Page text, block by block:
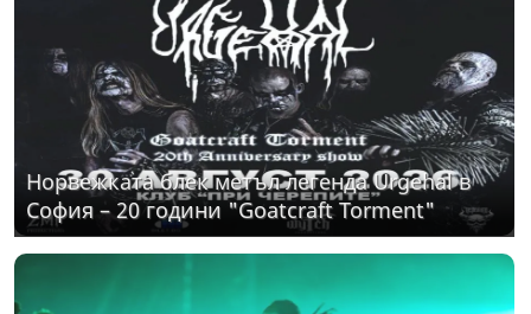
Норвежката блек метъл легенда Urgehal в
София – 20 години "Goatcraft Torment"